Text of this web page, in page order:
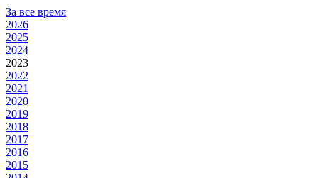
За все время
2026
2025
2024
2023
2022
2021
2020
2019
2018
2017
2016
2015